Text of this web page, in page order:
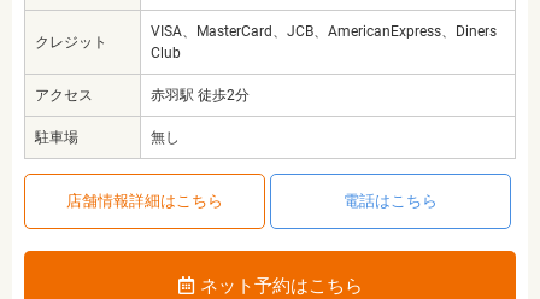
クレジット
VISA、MasterCard、JCB、AmericanExpress、Diners
Club
アクセス 赤羽駅 徒歩2分
駐車場 無し
店舗情報詳細はこちら 電話はこちら
ネット予約はこちら